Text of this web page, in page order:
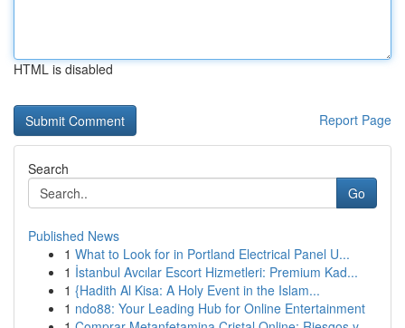
HTML is disabled
Report Page
Search
Go
Published News
1 What to Look for in Portland Electrical Panel U...
1 İstanbul Avcılar Escort Hizmetleri: Premium Kad...
1 {Hadith Al Kisa: A Holy Event in the Islam...
1 ndo88: Your Leading Hub for Online Entertainment